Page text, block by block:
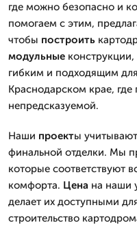
где можно безопасно и
помогаем с этим,
чтобы построить
модульные конструкции,
гибким и подходящим
Краснодарском крае,
непредсказуемой.
Наши проекты
финальной отделки. Мы
которые соответствуют
комфорта. Цена на наши
делает их доступными
строительство